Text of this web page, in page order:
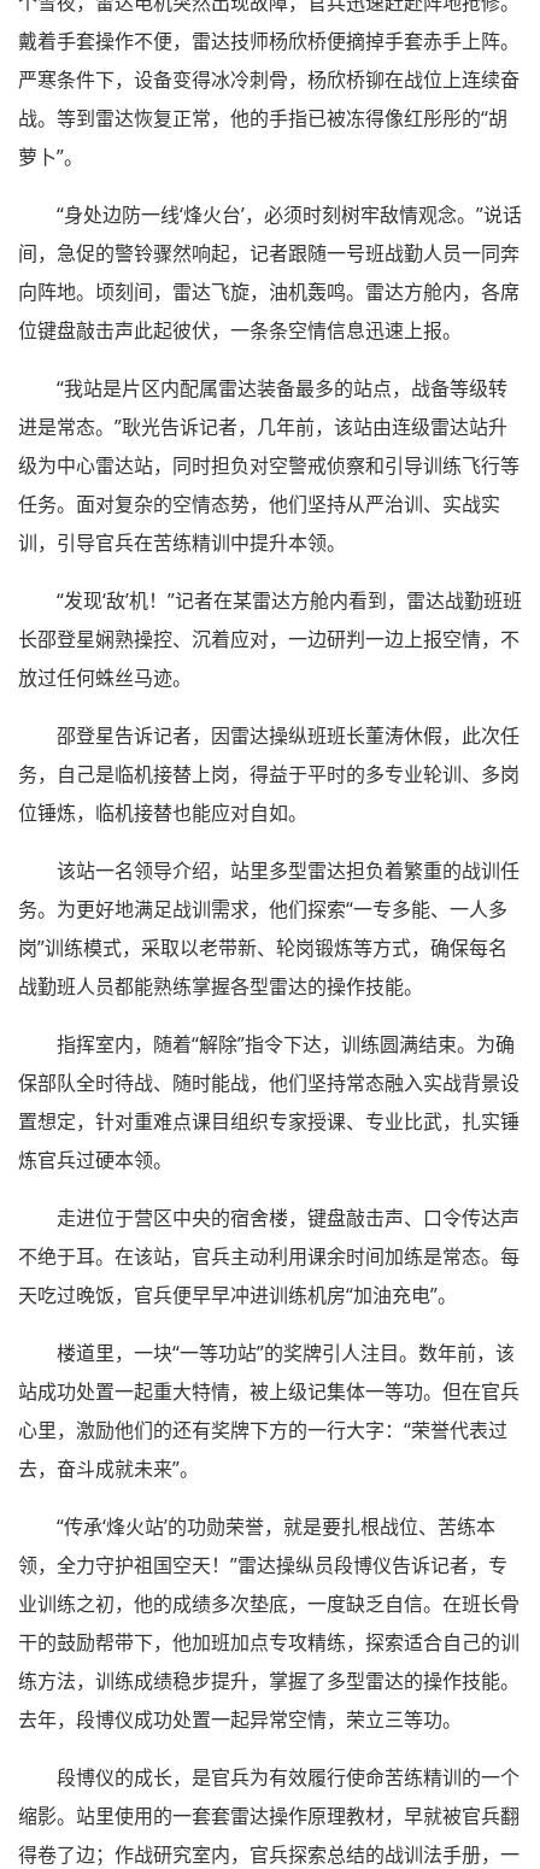
戴着手套操作不便，雷达技师杨欣桥便摘掉手套赤手上阵。
严寒条件下，设备变得冰冷刺骨，杨欣桥铆在战位上连续奋
战。等到雷达恢复正常，他的手指已被冻得像红彤彤的“胡
萝卜”。
“身处边防一线‘烽火台’，必须时刻树牢敌情观念。”说话
间，急促的警铃骤然响起，记者跟随一号班战勤人员一同奔
向阵地。顷刻间，雷达飞旋，油机轰鸣。雷达方舱内，各席
位键盘敲击声此起彼伏，一条条空情信息迅速上报。
“我站是片区内配属雷达装备最多的站点，战备等级转
进是常态。”耿光告诉记者，几年前，该站由连级雷达站升
级为中心雷达站，同时担负对空警戒侦察和引导训练飞行等
任务。面对复杂的空情态势，他们坚持从严治训、实战实
训，引导官兵在苦练精训中提升本领。
“发现‘敌’机！”记者在某雷达方舱内看到，雷达战勤班班
长邵登星娴熟操控、沉着应对，一边研判一边上报空情，不
放过任何蛛丝马迹。
邵登星告诉记者，因雷达操纵班班长董涛休假，此次任
务，自己是临机接替上岗，得益于平时的多专业轮训、多岗
位锤炼，临机接替也能应对自如。
该站一名领导介绍，站里多型雷达担负着繁重的战训任
务。为更好地满足战训需求，他们探索“一专多能、一人多
岗”训练模式，采取以老带新、轮岗锻炼等方式，确保每名
战勤班人员都能熟练掌握各型雷达的操作技能。
指挥室内，随着“解除”指令下达，训练圆满结束。为确
保部队全时待战、随时能战，他们坚持常态融入实战背景设
置想定，针对重难点课目组织专家授课、专业比武，扎实锤
炼官兵过硬本领。
走进位于营区中央的宿舍楼，键盘敲击声、口令传达声
不绝于耳。在该站，官兵主动利用课余时间加练是常态。每
天吃过晚饭，官兵便早早冲进训练机房“加油充电”。
楼道里，一块“一等功站”的奖牌引人注目。数年前，该
站成功处置一起重大特情，被上级记集体一等功。但在官兵
心里，激励他们的还有奖牌下方的一行大字：“荣誉代表过
去，奋斗成就未来”。
“传承‘烽火站’的功勋荣誉，就是要扎根战位、苦练本
领，全力守护祖国空天！”雷达操纵员段博仪告诉记者，专
业训练之初，他的成绩多次垫底，一度缺乏自信。在班长骨
干的鼓励帮带下，他加班加点专攻精练，探索适合自己的训
练方法，训练成绩稳步提升，掌握了多型雷达的操作技能。
去年，段博仪成功处置一起异常空情，荣立三等功。
段博仪的成长，是官兵为有效履行使命苦练精训的一个
缩影。站里使用的一套套雷达操作原理教材，早就被官兵翻
得卷了边；作战研究室内，官兵探索总结的战训法手册，一